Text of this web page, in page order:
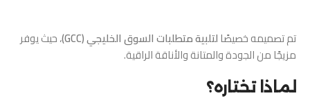
تم تصميمه خصيصًالتلبية متطلبات السوق الخليجي (GCC)
، حيث يوفر
مزيجًا من الجودة والمتانة والأناقة الراقية.
لماذا تختاره؟